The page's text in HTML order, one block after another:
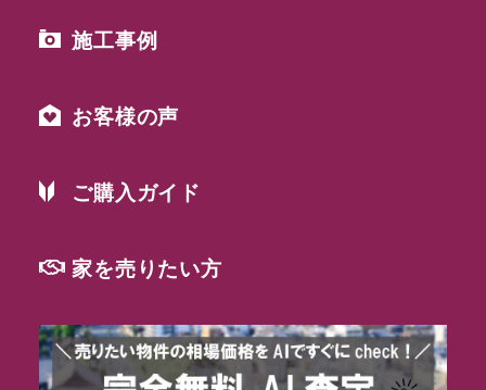
施工事例
お客様の声
ご購入ガイド
家を売りたい方